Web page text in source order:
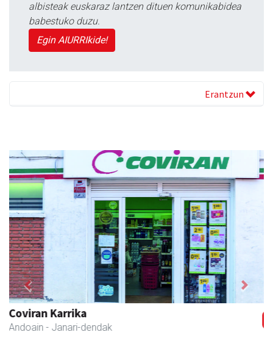
albisteak euskaraz lantzen dituen komunikabidea
babestuko duzu.
Egin AIURRIkide!
Erantzun
Itxaspe
Urnieta - Frutategiak
Previous Next